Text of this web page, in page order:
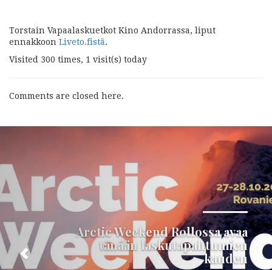
Torstain Vapaalaskuetkot Kino Andorrassa, liput
ennakkoon Liveto.fistä.
Visited 300 times, 1 visit(s) today
Comments are closed here.
Arctic Weekend Rollossa avaa
tänään laskutapahtumien
kauden